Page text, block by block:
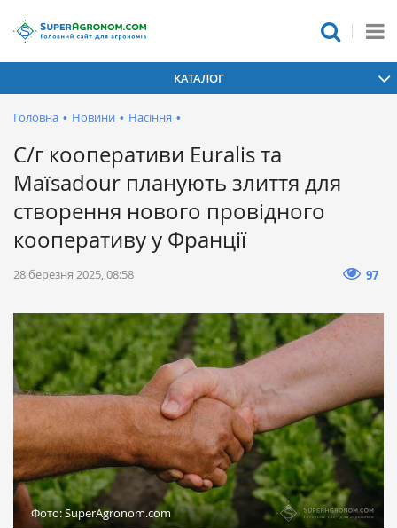
КАТАЛОГ
Головна • Новини • Насіння •
С/г кооперативи Euralis та
Maïsadour планують злиття для
створення нового провідного
кооперативу у Франції
28 березня 2025, 08:58 97
Фото: SuperAgronom.com